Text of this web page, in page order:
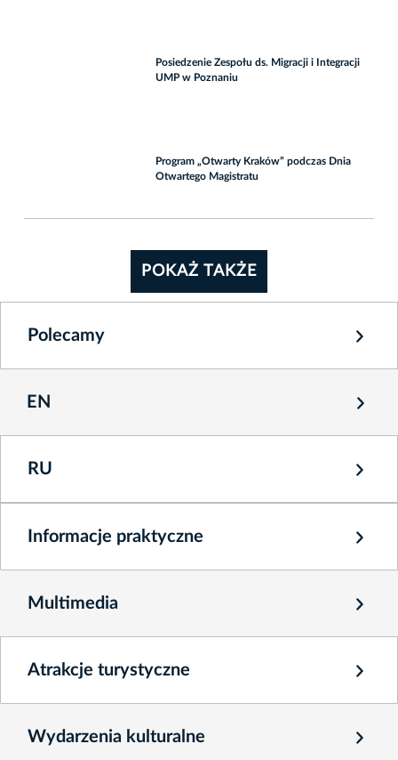
Posiedzenie Zespołu ds. Migracji i Integracji
UMP w Poznaniu
Program „Otwarty Kraków” podczas Dnia
Otwartego Magistratu
POKAŻ TAKŻE
Polecamy
EN
RU
Informacje praktyczne
Multimedia
Atrakcje turystyczne
Wydarzenia kulturalne